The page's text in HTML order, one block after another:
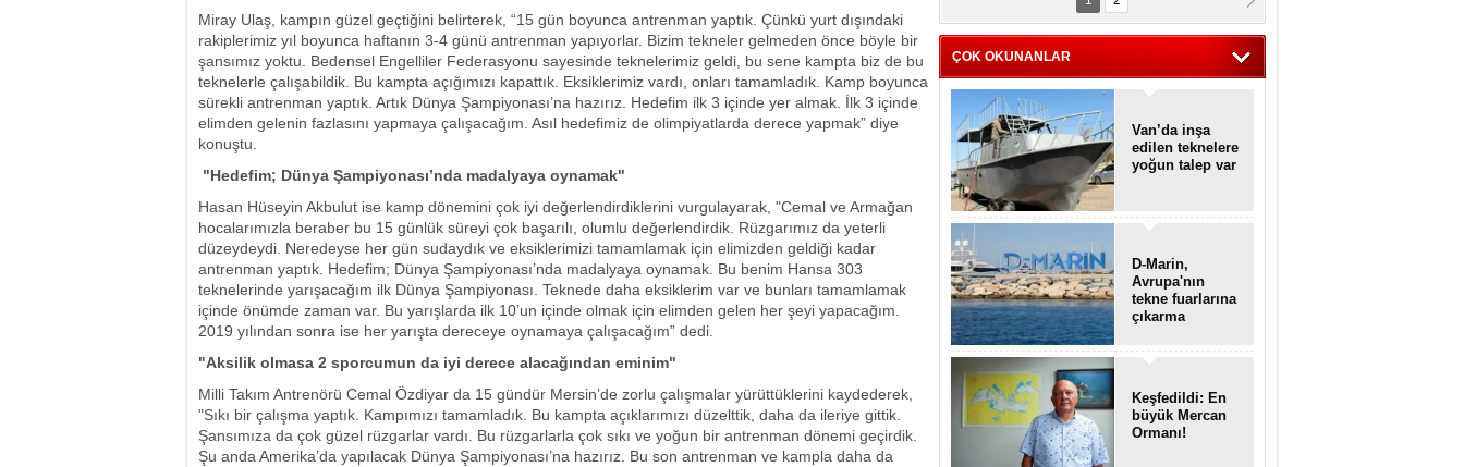
Miray Ulaş, kampın güzel geçtiğini belirterek, “15 gün boyunca antrenman yaptık. Çünkü yurt dışındaki
rakiplerimiz yıl boyunca haftanın 3-4 günü antrenman yapıyorlar. Bizim tekneler gelmeden önce böyle bir
şansımız yoktu. Bedensel Engelliler Federasyonu sayesinde teknelerimiz geldi, bu sene kampta biz de bu
teknelerle çalışabildik. Bu kampta açığımızı kapattık. Eksiklerimiz vardı, onları tamamladık. Kamp boyunca
sürekli antrenman yaptık. Artık Dünya Şampiyonası’na hazırız. Hedefim ilk 3 içinde yer almak. İlk 3 içinde
elimden gelenin fazlasını yapmaya çalışacağım. Asıl hedefimiz de olimpiyatlarda derece yapmak” diye
konuştu.
"Hedefim; Dünya Şampiyonası’nda madalyaya oynamak"
Hasan Hüseyin Akbulut ise kamp dönemini çok iyi değerlendirdiklerini vurgulayarak, "Cemal ve Armağan
hocalarımızla beraber bu 15 günlük süreyi çok başarılı, olumlu değerlendirdik. Rüzgarımız da yeterli
düzeydeydi. Neredeyse her gün sudaydık ve eksiklerimizi tamamlamak için elimizden geldiği kadar
antrenman yaptık. Hedefim; Dünya Şampiyonası’nda madalyaya oynamak. Bu benim Hansa 303
teknelerinde yarışacağım ilk Dünya Şampiyonası. Teknede daha eksiklerim var ve bunları tamamlamak
içinde önümde zaman var. Bu yarışlarda ilk 10’un içinde olmak için elimden gelen her şeyi yapacağım.
2019 yılından sonra ise her yarışta dereceye oynamaya çalışacağım” dedi.
"Aksilik olmasa 2 sporcumun da iyi derece alacağından eminim"
Milli Takım Antrenörü Cemal Özdiyar da 15 gündür Mersin’de zorlu çalışmalar yürüttüklerini kaydederek,
"Sıkı bir çalışma yaptık. Kampımızı tamamladık. Bu kampta açıklarımızı düzelttik, daha da ileriye gittik.
Şansımıza da çok güzel rüzgarlar vardı. Bu rüzgarlarla çok sıkı ve yoğun bir antrenman dönemi geçirdik.
Şu anda Amerika’da yapılacak Dünya Şampiyonası’na hazırız. Bu son antrenman ve kampla daha da
ithafen...
ÇOK OKUNANLAR
Van’da inşa
edilen teknelere
yoğun talep var
D-Marin,
Avrupa'nın
tekne fuarlarına
çıkarma
Keşfedildi: En
büyük Mercan
Ormanı!